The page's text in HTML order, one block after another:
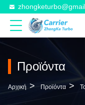
Προϊόντα
Αρχική > Προϊόντα >